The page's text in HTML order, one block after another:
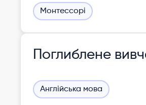
Монтессорі
Поглиблене
Англійська мова